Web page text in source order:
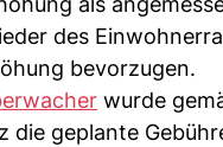
des
bevorzugen.
wurde
die geplante